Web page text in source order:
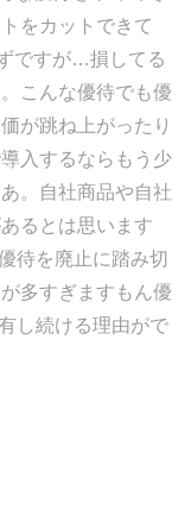
をカットできて
ですが…損してる
こんな優待でも優
が跳ね上がったり
入するならもう少
。自社商品や自社
るとは思います
待を廃止に踏み切
多すぎますもん優
し続ける理由がで